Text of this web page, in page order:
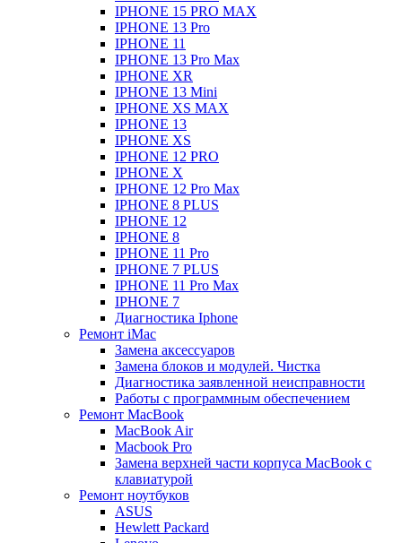
IPHONE 15 PRO MAX
IPHONE 13 Pro
IPHONE 11
IPHONE 13 Pro Max
IPHONE XR
IPHONE 13 Mini
IPHONE XS MAX
IPHONE 13
IPHONE XS
IPHONE 12 PRO
IPHONE X
IPHONE 12 Pro Max
IPHONE 8 PLUS
IPHONE 12
IPHONE 8
IPHONE 11 Pro
IPHONE 7 PLUS
IPHONE 11 Pro Max
IPHONE 7
Диагностика Iphone
Ремонт iMac
Замена аксессуаров
Замена блоков и модулей. Чистка
Диагностика заявленной неисправности
Работы с программным обеспечением
Ремонт MacBook
MacBook Air
Macbook Pro
Замена верхней части корпуса MacBook с
клавиатурой
Ремонт ноутбуков
ASUS
Hewlett Packard